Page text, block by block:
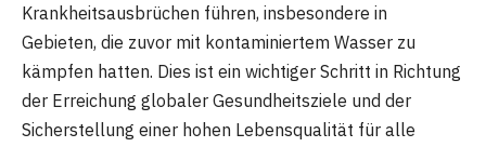
Krankheitsausbrüchen führen, insbesondere in
Gebieten, die zuvor mit kontaminiertem Wasser zu
kämpfen hatten. Dies ist ein wichtiger Schritt in Richtung
der Erreichung globaler Gesundheitsziele und der
Sicherstellung einer hohen Lebensqualität für alle